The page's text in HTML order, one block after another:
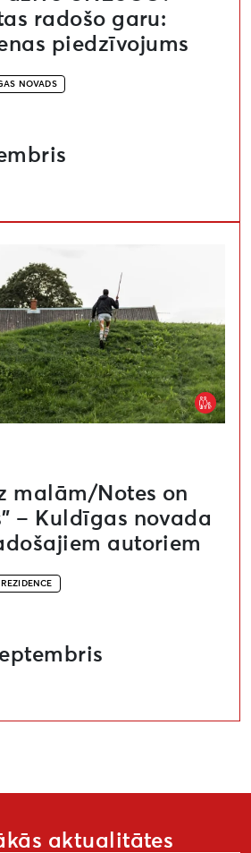
radošo garu:
piedzīvojums
NOVADS
malām/Notes on
– Kuldīgas novada
autoriem
REZIDENCE
aktualitātes